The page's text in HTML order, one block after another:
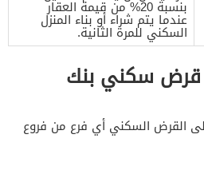
بنسبة 20% من قيمة العقار
عندما يتم شراء أو بناء المنزل
السكني للمرة الثانية.
قرض سكني بنك
القرض السكني أي فرع من فروع